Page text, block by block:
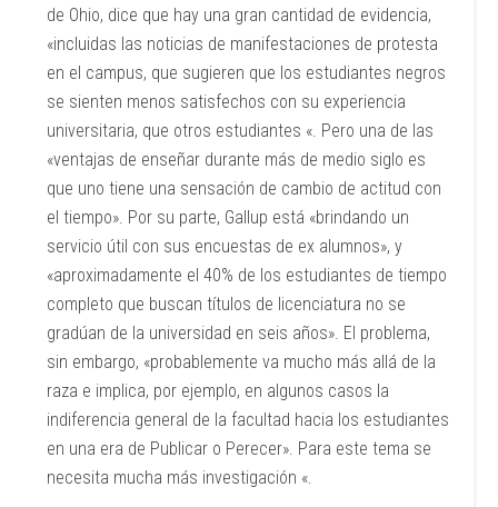
de Ohio, dice que hay una gran cantidad de evidencia,
«incluidas las noticias de manifestaciones de protesta
en el campus, que sugieren que los estudiantes negros
se sienten menos satisfechos con su experiencia
universitaria, que otros estudiantes «. Pero una de las
«ventajas de enseñar durante más de medio siglo es
que uno tiene una sensación de cambio de actitud con
el tiempo». Por su parte, Gallup está «brindando un
servicio útil con sus encuestas de ex alumnos», y
«aproximadamente el 40% de los estudiantes de tiempo
completo que buscan títulos de licenciatura no se
gradúan de la universidad en seis años». El problema,
sin embargo, «probablemente va mucho más allá de la
raza e implica, por ejemplo, en algunos casos la
indiferencia general de la facultad hacia los estudiantes
en una era de Publicar o Perecer». Para este tema se
necesita mucha más investigación «.